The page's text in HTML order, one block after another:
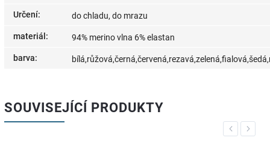
Určení: do chladu, do mrazu
materiál : 94% merino vlna 6% elastan
barva:
SOUVISEJÍCÍ PRODUKTY
Previous
Next